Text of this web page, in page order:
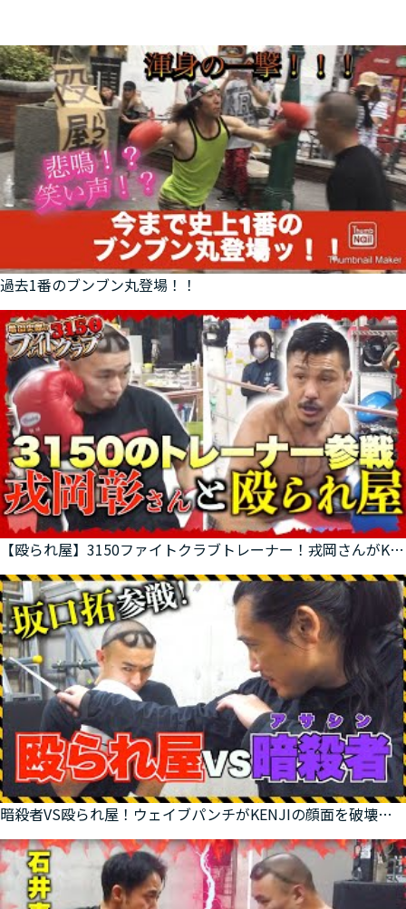
過去1番のブンブン丸登場！！
【殴られ屋】3150ファイトクラブトレーナー！戎岡さんがKENJIを鍛え直す！【ガチンコ】
暗殺者VS殴られ屋！ウェイブパンチがKENJIの顔面を破壊する？！